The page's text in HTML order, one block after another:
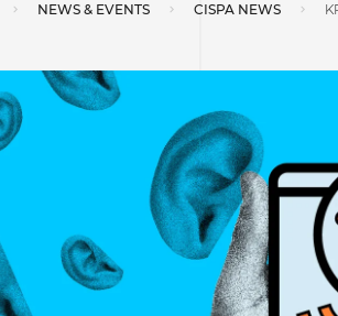
NEWS & EVENTS CISPA NEWS